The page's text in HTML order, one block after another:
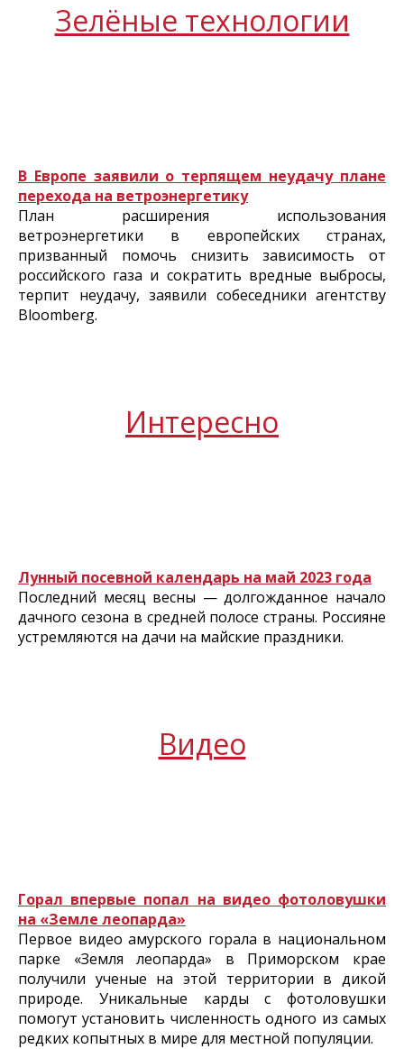
Зелёные технологии
В Европе заявили о терпящем неудачу плане
перехода на ветроэнергетику
План расширения использования
ветроэнергетики в европейских странах,
призванный помочь снизить зависимость от
российского газа и сократить вредные выбросы,
терпит неудачу, заявили собеседники агентству
Bloomberg.
Интересно
Лунный посевной календарь на май 2023 года
Последний месяц весны — долгожданное начало
дачного сезона в средней полосе страны. Россияне
устремляются на дачи на майские праздники.
Видео
Горал впервые попал на видео фотоловушки
на «Земле леопарда»
Первое видео амурского горала в национальном
парке «Земля леопарда» в Приморском крае
получили ученые на этой территории в дикой
природе. Уникальные карды с фотоловушки
помогут установить численность одного из самых
редких копытных в мире для местной популяции.